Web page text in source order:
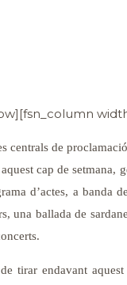
centrals de
cap de setmana,
d’actes, a banda
una ballada de
tirar endavant